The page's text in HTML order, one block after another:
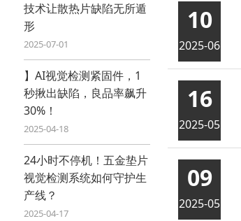
技术让散热片缺陷无所遁
形
2025-07-01
】AI视觉检测紧固件，1
秒揪出缺陷，良品率飙升
30%！
2025-04-18
24小时不停机！五金垫片
视觉检测系统如何守护生
产线？
2025-04-17
10
2025-06
16
2025-05
09
2025-05